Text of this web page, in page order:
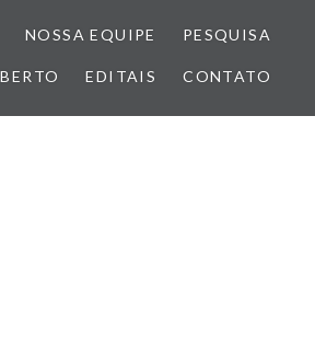
NOSSA EQUIPE PESQUISA
EDITAIS CONTATO